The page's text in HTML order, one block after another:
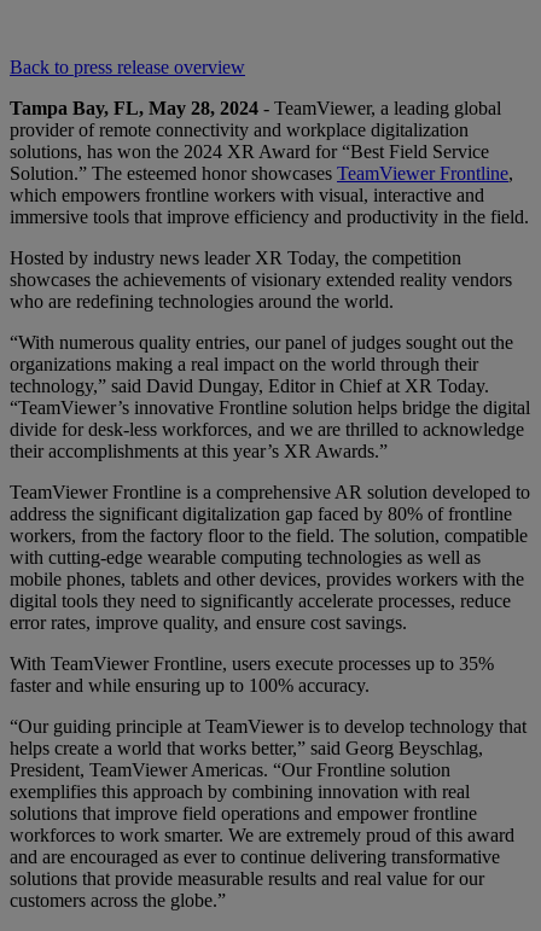
Back to press release overview
Tampa Bay, FL, May 28, 2024 - TeamViewer, a leading global
provider of remote connectivity and workplace digitalization
solutions, has won the 2024 XR Award for “Best Field Service
Solution.” The esteemed honor showcases TeamViewer Frontline,
which empowers frontline workers with visual, interactive and
immersive tools that improve efficiency and productivity in the field.
Hosted by industry news leader XR Today, the competition
showcases the achievements of visionary extended reality vendors
who are redefining technologies around the world.
“With numerous quality entries, our panel of judges sought out the
organizations making a real impact on the world through their
technology,” said David Dungay, Editor in Chief at XR Today.
“TeamViewer’s innovative Frontline solution helps bridge the digital
divide for desk-less workforces, and we are thrilled to acknowledge
their accomplishments at this year’s XR Awards.”
TeamViewer Frontline is a comprehensive AR solution developed to
address the significant digitalization gap faced by 80% of frontline
workers, from the factory floor to the field. The solution, compatible
with cutting-edge wearable computing technologies as well as
mobile phones, tablets and other devices, provides workers with the
digital tools they need to significantly accelerate processes, reduce
error rates, improve quality, and ensure cost savings.
With TeamViewer Frontline, users execute processes up to 35%
faster and while ensuring up to 100% accuracy.
“Our guiding principle at TeamViewer is to develop technology that
helps create a world that works better,” said Georg Beyschlag,
President, TeamViewer Americas. “Our Frontline solution
exemplifies this approach by combining innovation with real
solutions that improve field operations and empower frontline
workforces to work smarter. We are extremely proud of this award
and are encouraged as ever to continue delivering transformative
solutions that provide measurable results and real value for our
customers across the globe.”